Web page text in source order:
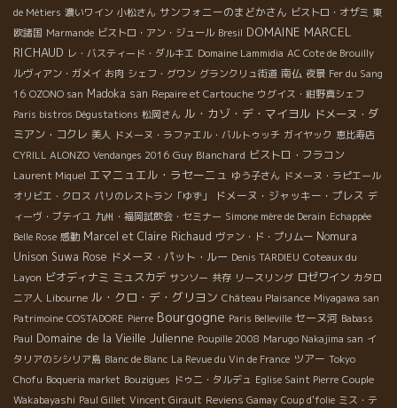
de Métiers 濃いワイン 小松さん サンフォニーのまどかさん ビストロ・オザミ 東
欧諸国 Marmande ビストロ・アン・ジュール Bresil DOMAINE MARCEL
RICHAUD レ・バスティード・ダルキエ Domaine Lammidia AC Cote de Brouilly
ルヴィアン・ガメイ お肉 シェフ・グワン グランクリュ街道 南仏 夜景 Fer du Sang
16 OZONO san Madoka san Repaire et Cartouche ウグイス・紺野真シェフ
Paris bistros Dégustations 松岡さん ル・カゾ・デ・マイヨル ドメーヌ・ダ
ミアン・コクレ 美人 ドメーヌ・ラファエル・バルトゥッチ ガイヤック 恵比寿店
CYRILL ALONZO Vendanges 2016 Guy Blanchard ビストロ・フラコン
Laurent Miquel エマニュエル・ラセーニュ ゆう子さん ドメーヌ・ラピエール
オリビエ・クロス パリのレストラン「ゆず」 ドメーヌ・ジャッキー・プレス デ
ィーヴ・ブテイユ 九州・福岡試飲会・セミナー Simone mère de Derain Echappée
Belle Rose 感動 Marcel et Claire Richaud ヴァン・ド・プリムー Nomura
Unison Suwa Rose ドメーヌ・パット・ルー Denis TARDIEU Coteaux du
Layon ビオディナミ ミュスカデ サンソー 共存 リースリング ロゼワイン カタロ
ニア人 Libourne ル・クロ・デ・グリヨン Château Plaisance Miyagawa san
Patrimoine COSTADORE Pierre Bourgogne Paris Belleville セーヌ河 Babass
Paul Domaine de la Vieille Julienne Poupille 2008 Marugo Nakajima san イ
タリアのシシリア島 Blanc de Blanc La Revue du Vin de France ツアー Tokyo
Chofu Boqueria market Bouzigues ドゥニ・タルデュ Eglise Saint Pierre Couple
Wakabayashi Paul Gillet Vincent Girault Reviens Gamay Coup d'folie ミス・テ